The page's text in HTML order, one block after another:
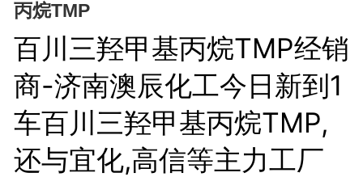
丙烷TMP
百川三羟甲基丙烷TMP经销
商-济南澳辰化工今日新到1
车百川三羟甲基丙烷TMP,
还与宜化,高信等主力工厂